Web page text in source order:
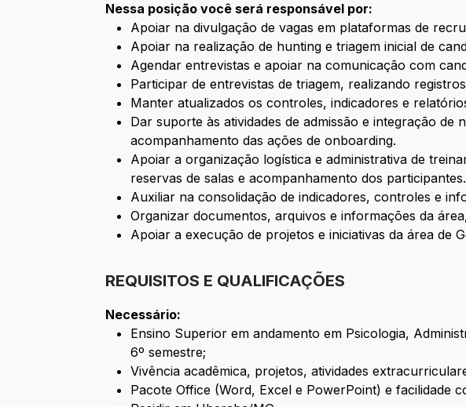
Nessa posição você será responsável por:
Apoiar na divulgação de vagas em plataformas de
Apoiar na realização de hunting e triagem inicial de
Agendar entrevistas e apoiar na comunicação com
Participar de entrevistas de triagem, realizando
Manter atualizados os controles, indicadores e
Dar suporte às atividades de admissão e integração
acompanhamento das ações de onboarding.
Apoiar a organização logística e administrativa de
reservas de salas e acompanhamento dos participantes.
Auxiliar na consolidação de indicadores, controles e
Organizar documentos, arquivos e informações da
Apoiar a execução de projetos e iniciativas da área de
REQUISITOS E QUALIFICAÇÕES
Necessário:
Ensino Superior em andamento em Psicologia,
6º semestre;
Vivência acadêmica, projetos, atividades
Pacote Office (Word, Excel e PowerPoint) e facilidade